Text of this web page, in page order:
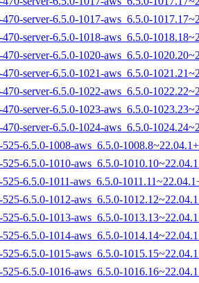
server-6.5.0-1017-aws_6.5.0-
server-6.5.0-1018-aws_6.5.0-
server-6.5.0-1020-aws_6.5.0-
server-6.5.0-1021-aws_6.5.0-
server-6.5.0-1022-aws_6.5.0-
server-6.5.0-1023-aws_6.5.0-
server-6.5.0-1024-aws_6.5.0-
6.5.0-1008-aws_6.5.0-
6.5.0-1010-aws_6.5.0-
6.5.0-1011-aws_6.5.0-
6.5.0-1012-aws_6.5.0-
6.5.0-1013-aws_6.5.0-
6.5.0-1014-aws_6.5.0-
6.5.0-1015-aws_6.5.0-
6.5.0-1016-aws_6.5.0-